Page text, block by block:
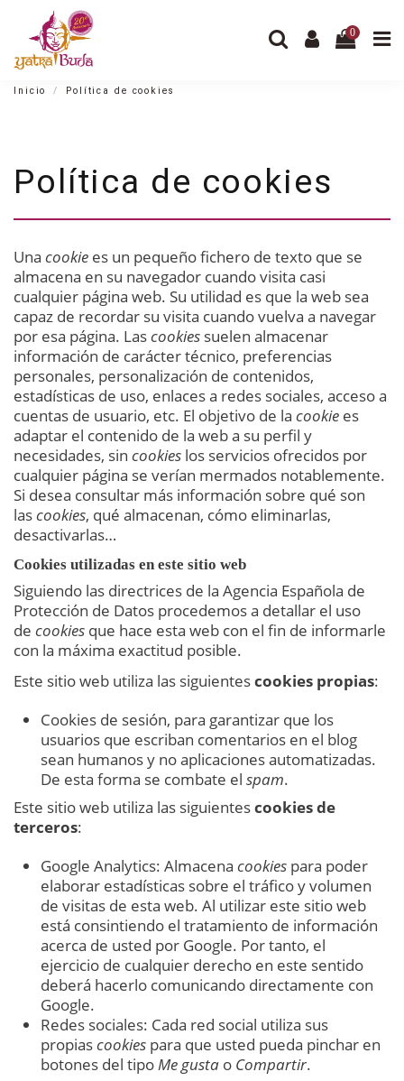
0
Inicio Política de cookies
Política de cookies
Una cookie es un pequeño fichero de texto que se
almacena en su navegador cuando visita casi
cualquier página web. Su utilidad es que la web sea
capaz de recordar su visita cuando vuelva a navegar
por esa página. Lascookies suelen almacenar
información de carácter técnico, preferencias
personales, personalización de contenidos,
estadísticas de uso, enlaces a redes sociales, acceso a
cuentas de usuario, etc. El objetivo de la cookie es
adaptar el contenido de la web a su perfil y
necesidades, sin cookies los servicios ofrecidos por
cualquier página se verían mermados notablemente.
Si desea consultar más información sobre qué son
lascookies, qué almacenan, cómo eliminarlas,
desactivarlas…
Cookies utilizadas en este sitio web
Siguiendo las directrices de la Agencia Española de
Protección de Datos procedemos a detallar el uso
de cookies que hace esta web con el fin de informarle
con la máxima exactitud posible.
Este sitio web utiliza las siguientescookies propias:
Cookies de sesión, para garantizar que los
usuarios que escriban comentarios en el blog
sean humanos y no aplicaciones automatizadas.
De esta forma se combate el spam.
Este sitio web utiliza las siguientescookies de
terceros:
Google Analytics: Almacena cookies para poder
elaborar estadísticas sobre el tráfico y volumen
de visitas de esta web. Al utilizar este sitio web
está consintiendo el tratamiento de información
acerca de usted por Google. Por tanto, el
ejercicio de cualquier derecho en este sentido
deberá hacerlo comunicando directamente con
Google.
Redes sociales: Cada red social utiliza sus
propiascookies para que usted pueda pinchar en
botones del tipoMe gusta o Compartir.